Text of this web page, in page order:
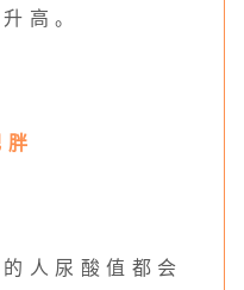
高。
人尿酸值都会